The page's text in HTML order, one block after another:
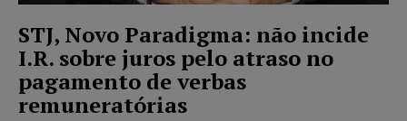
STJ, Novo Paradigma: não incide
I.R. sobre juros pelo atraso no
pagamento de verbas
remuneratórias